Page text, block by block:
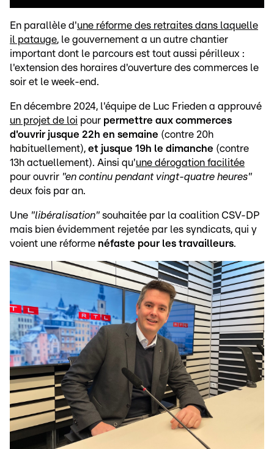
En parallèle d'une réforme des retraites dans laquelle
il patauge, le gouvernement a un autre chantier
important dont le parcours est tout aussi périlleux :
l'extension des horaires d'ouverture des commerces le
soir et le week-end.
En décembre 2024, l'équipe de Luc Frieden a approuvé
un projet de loi pour permettre aux commerces
d'ouvrir jusque 22h en semaine (contre 20h
habituellement), et jusque 19h le dimanche (contre
13h actuellement). Ainsi qu'une dérogation facilitée
pour ouvrir "en continu pendant vingt-quatre heures"
deux fois par an.
Une "libéralisation" souhaitée par la coalition CSV-DP
mais bien évidemment rejetée par les syndicats, qui y
voient une réforme néfaste pour les travailleurs.